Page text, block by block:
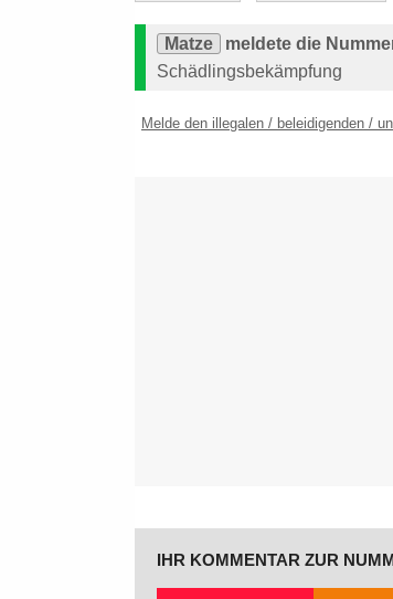
Matze
meldete die
Schädlingsbekämpfung
Melde den illegalen / beleidigenden /
IHR KOMMENTAR ZUR